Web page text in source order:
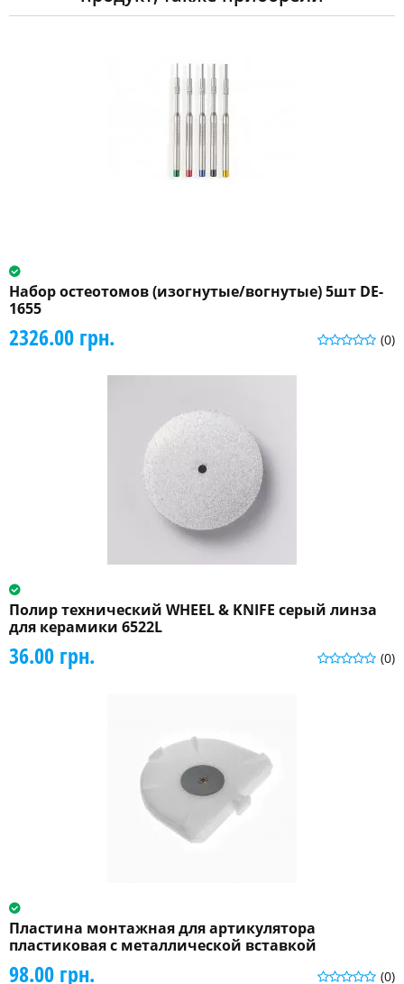
Набор остеотомов (изогнутые/вогнутые) 5шт DE-
1655
(0)
2326.00 грн.
Полир технический WHEEL & KNIFE серый линза
для керамики 6522L
(0)
36.00 грн.
Пластина монтажная для артикулятора
пластиковая с металлической вставкой
(0)
98.00 грн.